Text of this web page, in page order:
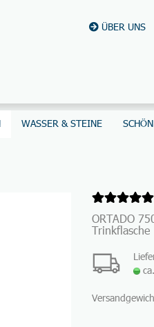
ÜBER UNS
WASSER & STEINE
ORTADO
Trinkflasche